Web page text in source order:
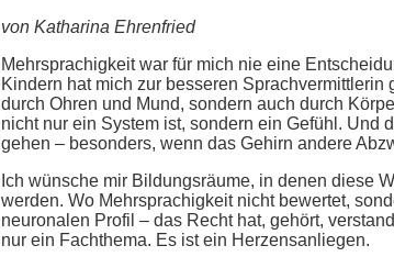
von Katharina Ehrenfried
Mehrsprachigkeit war für mich nie eine
Kindern hat mich zur besseren
durch Ohren und Mund, sondern auch durch
nicht nur ein System ist, sondern ein Gefühl. Und
gehen – besonders, wenn das Gehirn andere
Ich wünsche mir Bildungsräume, in denen diese
werden. Wo Mehrsprachigkeit nicht bewertet,
neuronalen Profil – das Recht hat, gehört,
nur ein Fachthema. Es ist ein Herzensanliegen.